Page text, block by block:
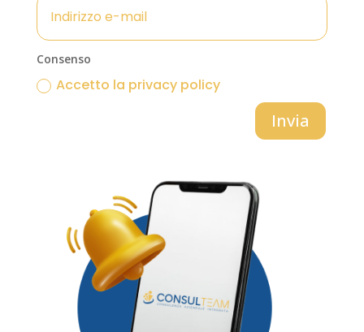
Consenso
Accetto la privacy policy
Invia